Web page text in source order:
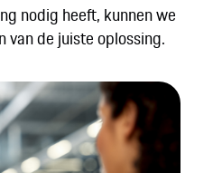
nodig heeft, kunnen we
van de juiste oplossing.​